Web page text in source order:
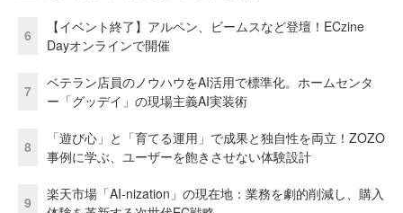
6
【イベント終了】アルペン、ビームスなど登壇！ECzine
Dayオンラインで開催
7
ベテラン店員のノウハウをAI活用で標準化。ホームセンタ
ー「グッデイ」の現場主義AI実装術
8
「遊び心」と「育てる運用」で成果と独自性を両立！ZOZO
事例に学ぶ、ユーザーを飽きさせない体験設計
9
楽天市場「AI-nization」の現在地：業務を劇的削減し、購入